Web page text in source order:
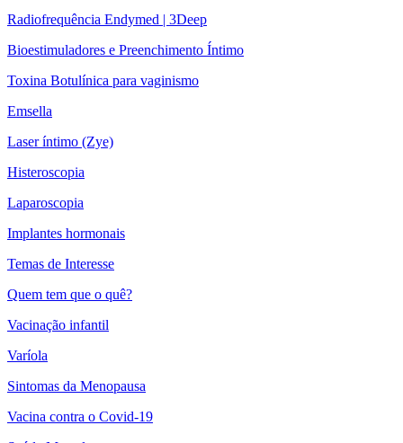
Radiofrequência Endymed | 3Deep
Bioestimuladores e Preenchimento Íntimo
Toxina Botulínica para vaginismo
Emsella
Laser íntimo (Zye)
Histeroscopia
Laparoscopia
Implantes hormonais
Temas de Interesse
Quem tem que o quê?
Vacinação infantil
Varíola
Sintomas da Menopausa
Vacina contra o Covid-19